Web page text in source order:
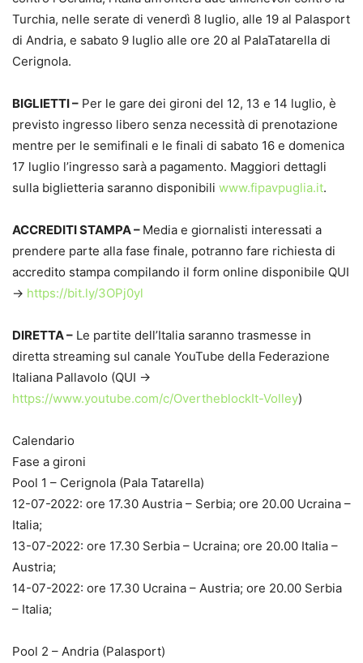
Turchia, nelle serate di venerdì 8 luglio, alle 19 al Palasport
di Andria, e sabato 9 luglio alle ore 20 al PalaTatarella di
Cerignola.
BIGLIETTI – Per le gare dei gironi del 12, 13 e 14 luglio, è
previsto ingresso libero senza necessità di prenotazione
mentre per le semifinali e le finali di sabato 16 e domenica
17 luglio l’ingresso sarà a pagamento. Maggiori dettagli
sulla biglietteria saranno disponibili www.fipavpuglia.it.
ACCREDITI STAMPA – Media e giornalisti interessati a
prendere parte alla fase finale, potranno fare richiesta di
accredito stampa compilando il form online disponibile QUI
-> https://bit.ly/3OPj0yl
DIRETTA – Le partite dell’Italia saranno trasmesse in
diretta streaming sul canale YouTube della Federazione
Italiana Pallavolo (QUI ->
https://www.youtube.com/c/OvertheblockIt-Volley)
Calendario
Fase a gironi
Pool 1 – Cerignola (Pala Tatarella)
12-07-2022: ore 17.30 Austria – Serbia; ore 20.00 Ucraina –
Italia;
13-07-2022: ore 17.30 Serbia – Ucraina; ore 20.00 Italia –
Austria;
14-07-2022: ore 17.30 Ucraina – Austria; ore 20.00 Serbia
– Italia;
Pool 2 – Andria (Palasport)